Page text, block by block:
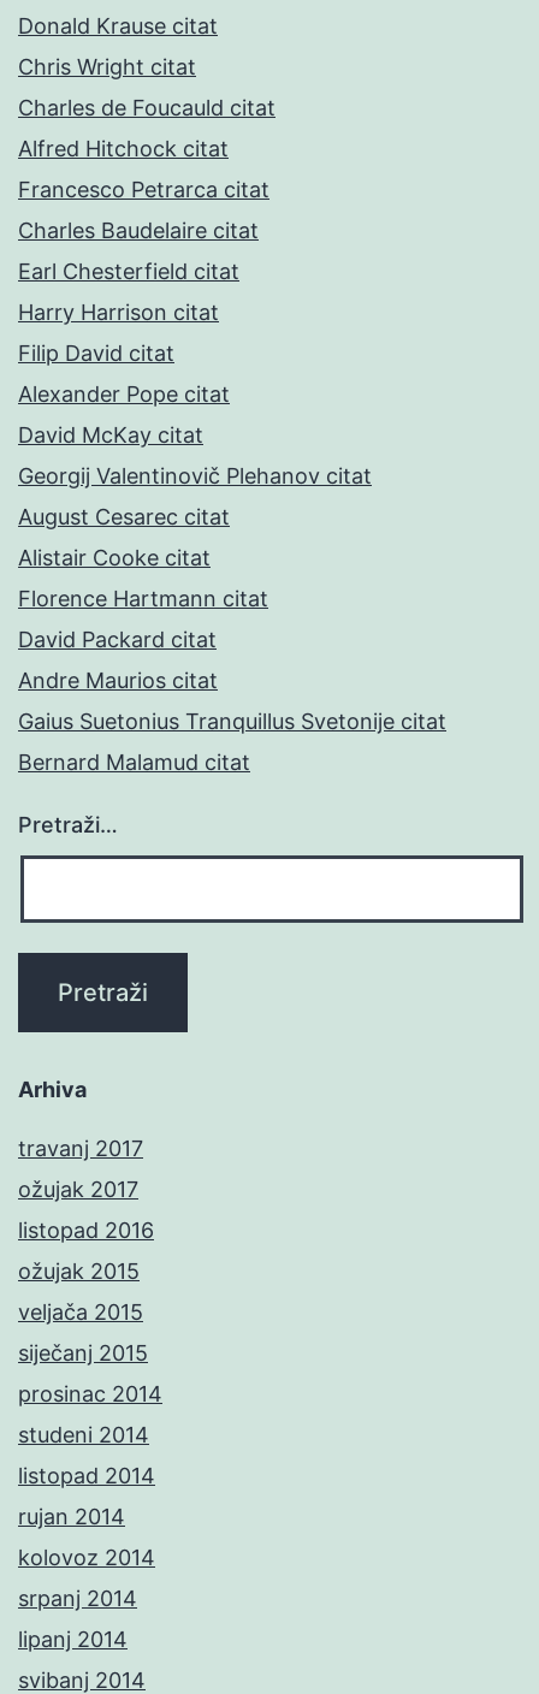
Donald Krause citat
Chris Wright citat
Charles de Foucauld citat
Alfred Hitchock citat
Francesco Petrarca citat
Charles Baudelaire citat
Earl Chesterfield citat
Harry Harrison citat
Filip David citat
Alexander Pope citat
David McKay citat
Georgij Valentinovič Plehanov citat
August Cesarec citat
Alistair Cooke citat
Florence Hartmann citat
David Packard citat
Andre Maurios citat
Gaius Suetonius Tranquillus Svetonije citat
Bernard Malamud citat
Pretraži…
Arhiva
travanj 2017
ožujak 2017
listopad 2016
ožujak 2015
veljača 2015
siječanj 2015
prosinac 2014
studeni 2014
listopad 2014
rujan 2014
kolovoz 2014
srpanj 2014
lipanj 2014
svibanj 2014